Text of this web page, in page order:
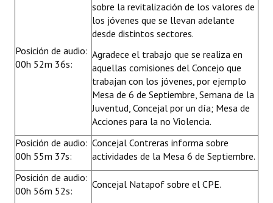
Posición de audio:
00h 52m 36s:
sobre la revitalización de los valores de
los jóvenes que se llevan adelante
desde distintos sectores.
Agradece el trabajo que se realiza en
aquellas comisiones del Concejo que
trabajan con los jóvenes, por ejemplo
Mesa de 6 de Septiembre, Semana de la
Juventud, Concejal por un día; Mesa de
Acciones para la no Violencia.
Posición de audio:
00h 55m 37s:
Concejal Contreras informa sobre
actividades de la Mesa 6 de Septiembre.
Posición de audio:
00h 56m 52s:
Concejal Natapof sobre el CPE.